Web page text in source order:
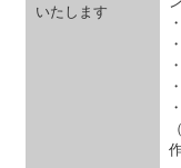
いたします